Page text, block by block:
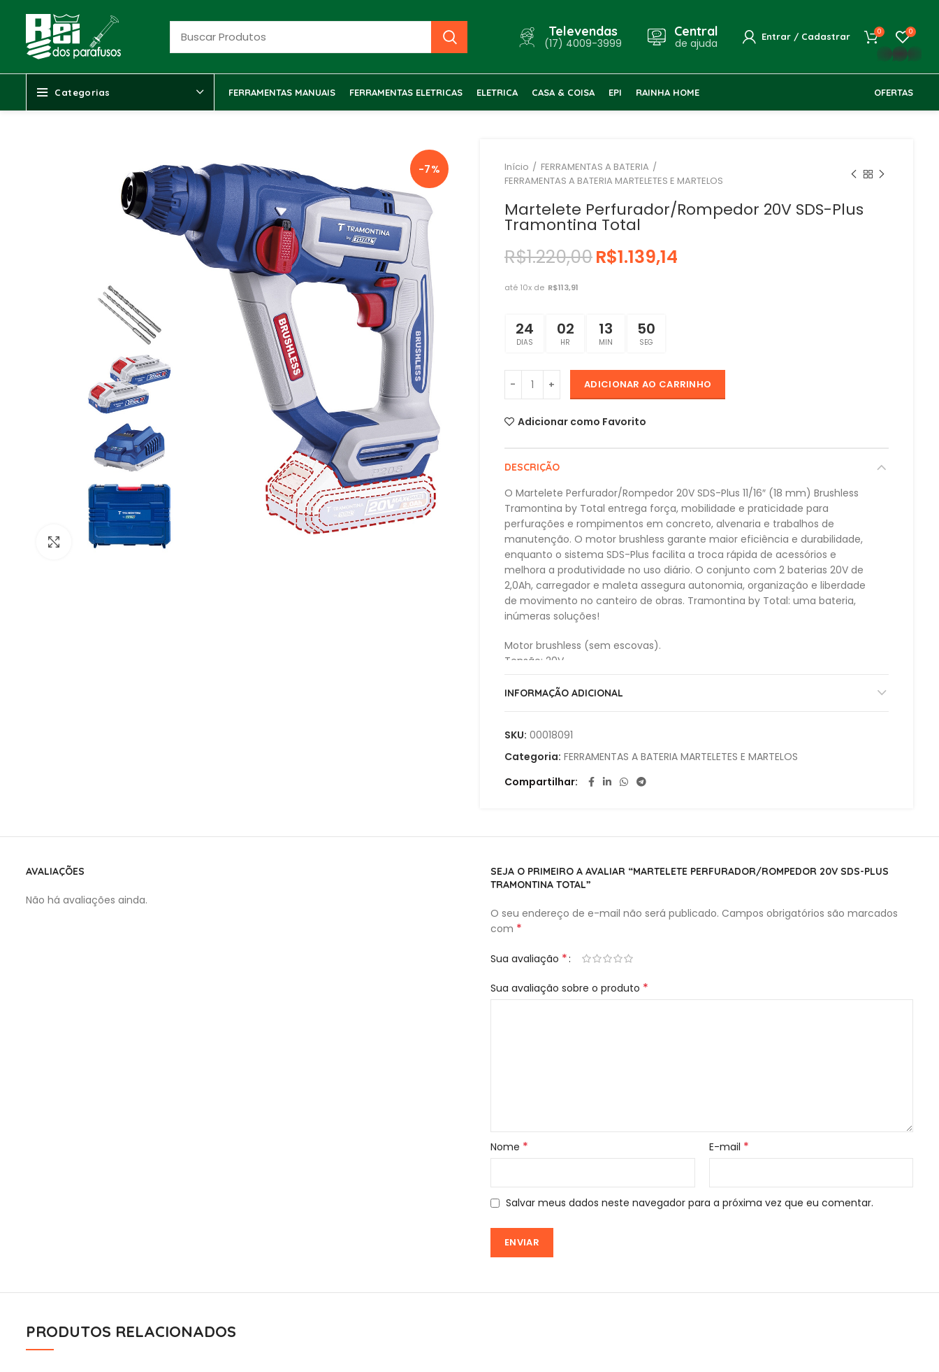
Televendas
(17) 4009-3999
Central
de ajuda Entrar / Cadastrar 0 0
Categorias FERRAMENTAS MANUAIS FERRAMENTAS ELETRICAS ELETRICA CASA & COISA EPI RAINHA HOME OFERTAS
-7%
Clique para ampliar
Início
FERRAMENTAS A BATERIA
FERRAMENTAS A BATERIA MARTELETES E MARTELOS
Martelete Perfurador/Rompedor 20V SDS-Plus
Tramontina Total
R$1.220,00R$1.139,14
R$
24
DIAS
02
HR
13
MIN
49
SEG
ADICIONAR AO CARRINHO
Adicionar como Favorito
DESCRIÇÃO
O Martelete Perfurador/Rompedor 20V SDS-Plus 11/16″ (18 mm) Brushless
Tramontina by Total entrega força, mobilidade e praticidade para
perfurações e rompimentos em concreto, alvenaria e trabalhos de
manutenção. O motor brushless garante maior eficiência e durabilidade,
enquanto o sistema SDS-Plus facilita a troca rápida de acessórios e
melhora a produtividade no uso diário. O conjunto com 2 baterias 20V de
2,0Ah, carregador e maleta assegura autonomia, organização e liberdade
de movimento no canteiro de obras. Tramontina by Total: uma bateria,
inúmeras soluções!
Motor brushless (sem escovas).
Tensão: 20V
Impactos por minuto: 0-5100 ipm
Sistema de mandril: SDS Plus.
Luz de trabalho LED integrada.
Acompanha:
INFORMAÇÃO ADICIONAL
SKU: 00018091
Categoria: FERRAMENTAS A BATERIA MARTELETES E MARTELOS
Compartilhar
AVALIAÇÕES
Não há avaliações ainda.
SEJA O PRIMEIRO A AVALIAR “MARTELETE PERFURADOR/ROMPEDOR 20V SDS-PLUS
TRAMONTINA TOTAL”
O seu endereço de e-mail não será publicado. Campos obrigatórios são marcados
com *
Sua avaliação *
Sua avaliação sobre o produto *
Nome * E-mail *
Salvar meus dados neste navegador para a próxima vez que eu comentar.
PRODUTOS RELACIONADOS
whatsapp